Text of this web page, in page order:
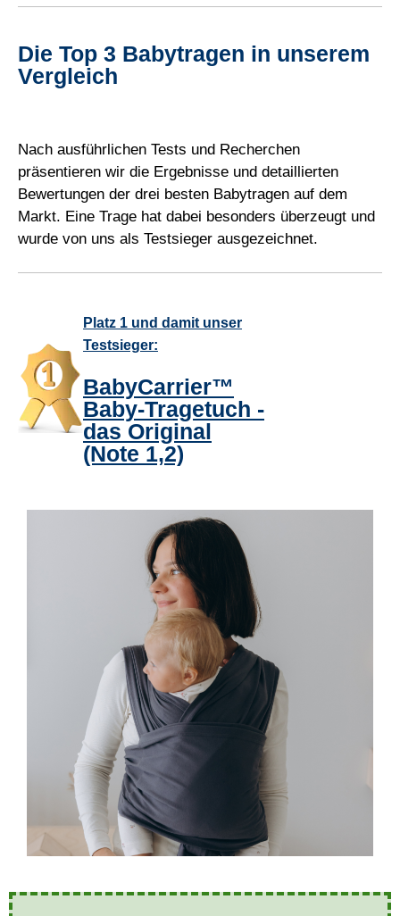
Die Top 3 Babytragen in unserem
Vergleich
Nach ausführlichen Tests und Recherchen
präsentieren wir die Ergebnisse und detaillierten
Bewertungen der drei besten Babytragen auf dem
Markt. Eine Trage hat dabei besonders überzeugt und
wurde von uns als Testsieger ausgezeichnet.
Platz 1 und damit unser
Testsieger:
BabyCarrier™
Baby-Tragetuch -
das Original
(Note 1,2)